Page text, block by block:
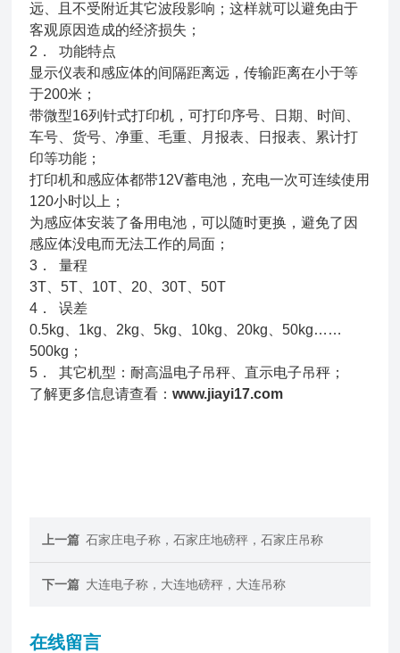
远、且不受附近其它波段影响；这样就可以避免由于
客观原因造成的经济损失；
2． 功能特点
显示仪表和感应体的间隔距离远，传输距离在小于等
于200米；
带微型16列针式打印机，可打印序号、日期、时间、
车号、货号、净重、毛重、月报表、日报表、累计打
印等功能；
打印机和感应体都带12V蓄电池，充电一次可连续使用
120小时以上；
为感应体安装了备用电池，可以随时更换，避免了因
感应体没电而无法工作的局面；
3． 量程
3T、5T、10T、20、30T、50T
4． 误差
0.5kg、1kg、2kg、5kg、10kg、20kg、50kg……
500kg；
5． 其它机型：耐高温电子吊秤、直示电子吊秤；
了解更多信息请查看：www.jiayi17.com
上一篇 石家庄电子称，石家庄地磅秤，石家庄吊称
下一篇 大连电子称，大连地磅秤，大连吊称
在线留言